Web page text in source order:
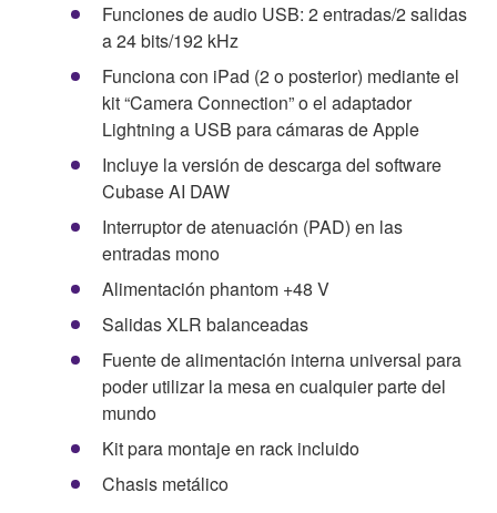
Funciones de audio USB: 2 entradas/2 salidas
a 24 bits/192 kHz
Funciona con iPad (2 o posterior) mediante el
kit “Camera Connection” o el adaptador
Lightning a USB para cámaras de Apple
Incluye la versión de descarga del software
Cubase AI DAW
Interruptor de atenuación (PAD) en las
entradas mono
Alimentación phantom +48 V
Salidas XLR balanceadas
Fuente de alimentación interna universal para
poder utilizar la mesa en cualquier parte del
mundo
Kit para montaje en rack incluido
Chasis metálico